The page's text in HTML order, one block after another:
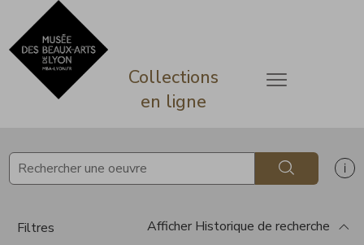
Accèder directement au contenu
Accèder directement au contenu
Collections
en ligne
Ouvrir le menu
Rechercher
Filtres AfficherHistorique de recherche